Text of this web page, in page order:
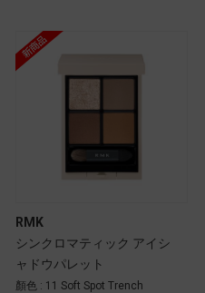
RMK
シンクロマティック アイシ
ャドウパレット
顏色 : 11 Soft Spot Trench